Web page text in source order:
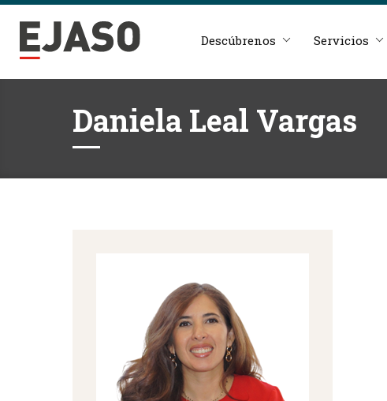
Descúbrenos Servicios
Daniela Leal Vargas